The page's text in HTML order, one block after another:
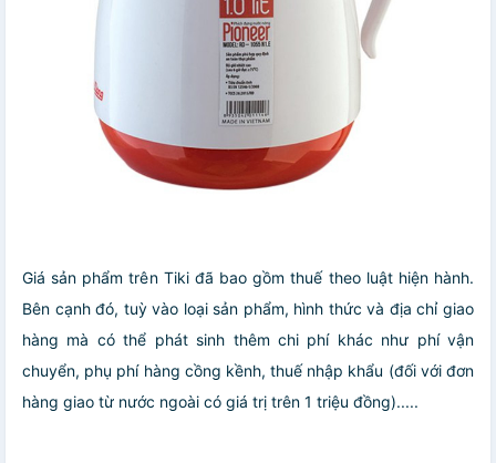
Giá sản phẩm trên Tiki đã bao gồm thuế theo luật hiện hành.
Bên cạnh đó, tuỳ vào loại sản phẩm, hình thức và địa chỉ giao
hàng mà có thể phát sinh thêm chi phí khác như phí vận
chuyển, phụ phí hàng cồng kềnh, thuế nhập khẩu (đối với đơn
hàng giao từ nước ngoài có giá trị trên 1 triệu đồng).....